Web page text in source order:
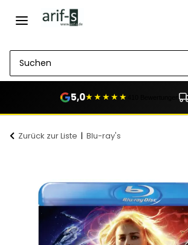
5,0★★★★★
Zurück zur Liste Blu-ray's